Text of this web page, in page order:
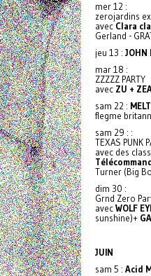
mer 12 :
zerojardins
avec Clara
Gerland -
jeu 13 : JOHN
mar 18 :
ZZZZZ PARTY
avec ZU +
sam 22 :
flegme
sam 29 : :
TEXAS PUNK
avec des
Turner (Big
dim 30 :
Grnd Zero
avecWOLF
sunshine)+
JUIN
sam 5 : Acid